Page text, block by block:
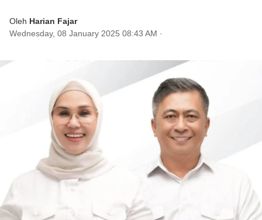
Oleh Harian Fajar
Wednesday, 08 January 2025 08:43 AM ·